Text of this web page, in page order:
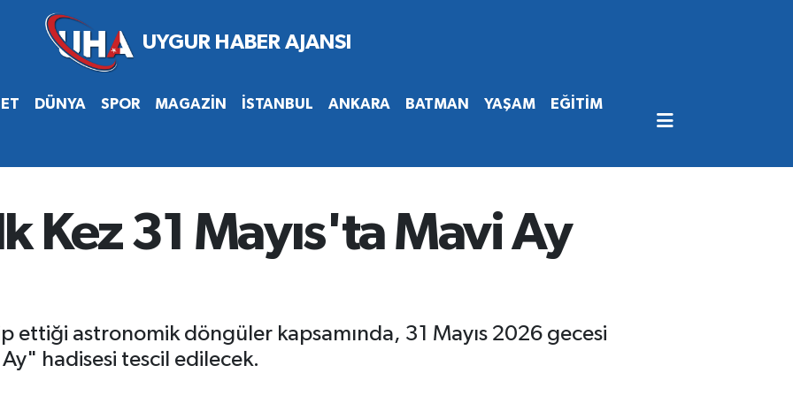
DÜNYA SPOR MAGAZİN İSTANBUL ANKARA BATMAN YAŞAM EĞİTİM
Kez 31 Mayıs'ta Mavi Ay
ettiği astronomik döngüler kapsamında, 31 Mayıs 2026 gecesi
hadisesi tescil edilecek.